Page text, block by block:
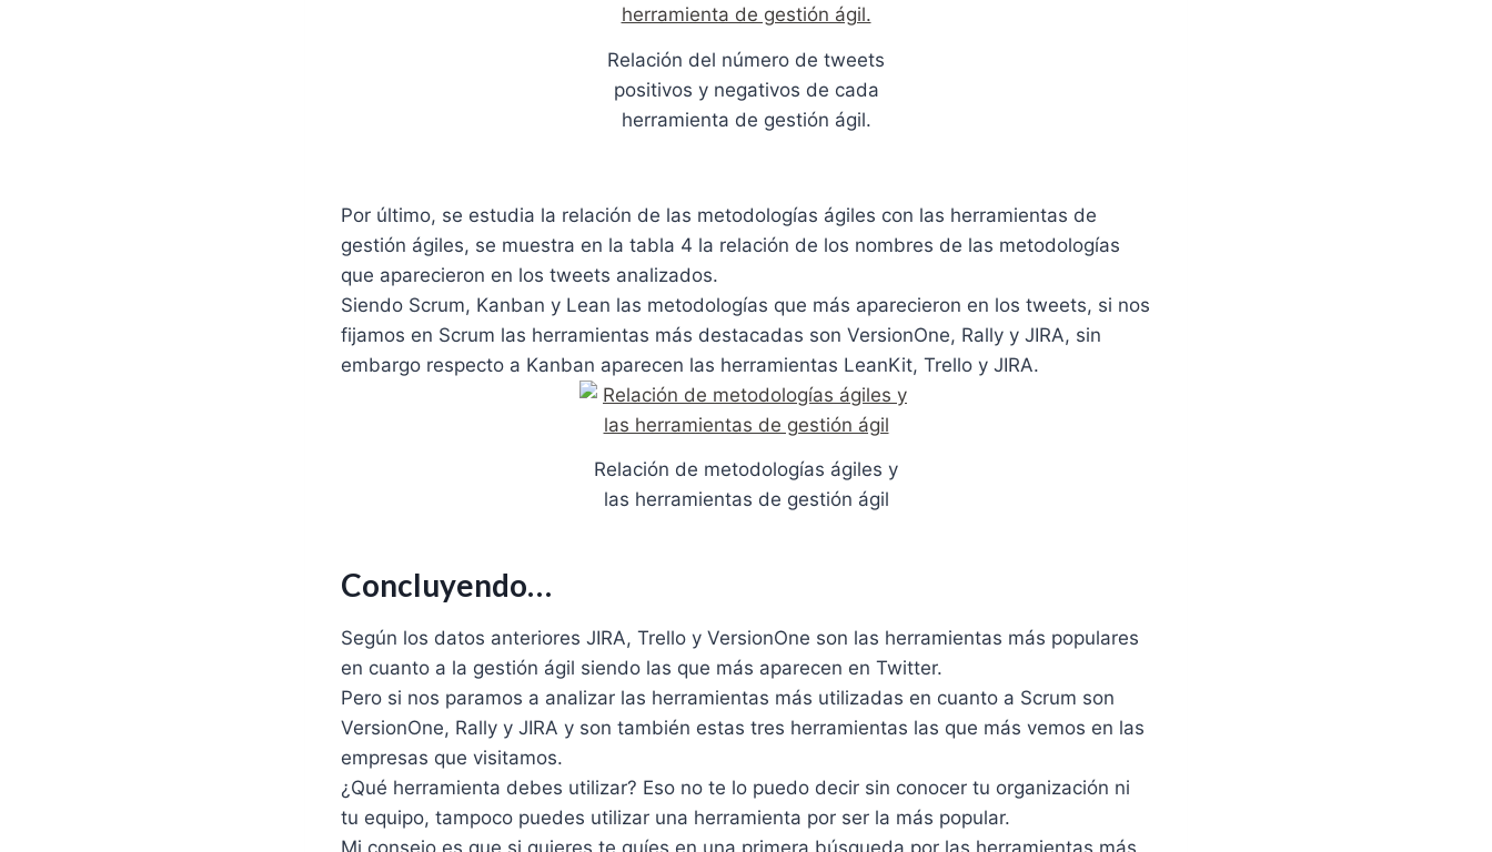
Relación del número de tweets
positivos y negativos de cada
herramienta de gestión ágil.
Por último, se estudia la relación de las metodologías ágiles con las herramientas de
gestión ágiles, se muestra en la tabla 4 la relación de los nombres de las metodologías
que aparecieron en los tweets analizados.
Siendo Scrum, Kanban y Lean las metodologías que más aparecieron en los tweets, si nos
fijamos en Scrum las herramientas más destacadas son VersionOne, Rally y JIRA, sin
embargo respecto a Kanban aparecen las herramientas LeanKit, Trello y JIRA.
Relación de metodologías ágiles y
las herramientas de gestión ágil
Concluyendo…
Según los datos anteriores JIRA, Trello y VersionOne son las herramientas más populares
en cuanto a la gestión ágil siendo las que más aparecen en Twitter.
Pero si nos paramos a analizar las herramientas más utilizadas en cuanto a Scrum son
VersionOne, Rally y JIRA y son también estas tres herramientas las que más vemos en las
empresas que visitamos.
¿Qué herramienta debes utilizar? Eso no te lo puedo decir sin conocer tu organización ni
tu equipo, tampoco puedes utilizar una herramienta por ser la más popular.